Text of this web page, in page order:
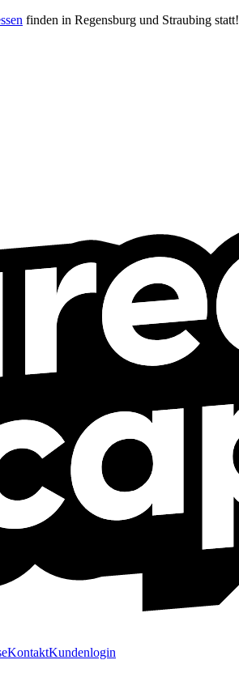
finden in Regensburg und Straubing statt!
KontaktKundenlogin